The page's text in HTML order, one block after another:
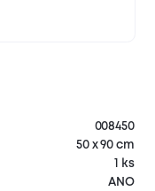
008450
50 x 90 cm
1 ks
ANO